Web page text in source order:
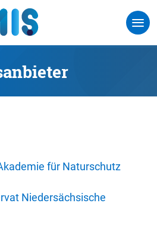
für Naturschutz
Niedersächsische